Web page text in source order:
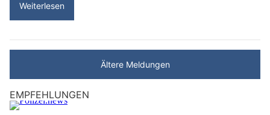
Weiterlesen
Ältere Meldungen
EMPFEHLUNGEN